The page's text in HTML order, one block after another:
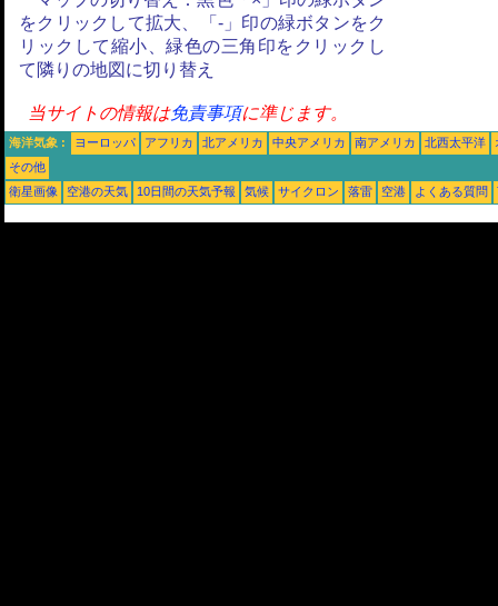
をクリックして拡大、「-」印の緑ボタンをク
リックして縮小、緑色の三角印をクリックし
て隣りの地図に切り替え
当サイトの情報は免責事項に準じます。
海洋気象 : ヨーロッパ アフリカ 北アメリカ 中央アメリカ 南アメリカ 北西太平洋
その他
衛星画像
空港の天気 10日間の天気予報 気候 サイクロン 落雷 空港 よくある質問